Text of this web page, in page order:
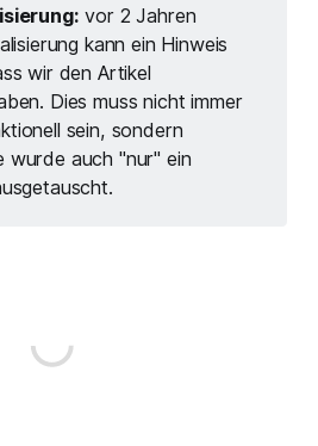
vor 2 Jahren
kann ein Hinweis
wir den Artikel
Dies muss nicht immer
sein, sondern
wurde auch "nur" ein